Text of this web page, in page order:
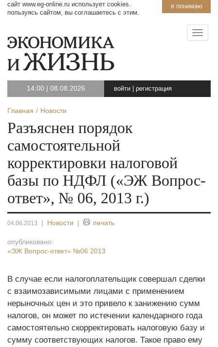
я понимаю
сайт www.eg-online.ru использует cookies.
пользуясь сайтом, вы соглашаетесь с этим.
14:00 | 08.08.2026 войти регистрация
Главная Новости
Разъяснен порядок
самостоятельной
корректировки налоговой
базы по НДФЛ («ЭЖ Вопрос-
ответ», № 06, 2013 г.)
04.06.2013 | Новости | печать
опубликовано:
«ЭЖ Вопрос-ответ» №06 2013
В случае если налогоплательщик совершал сделки
с взаимозависимыми лицами с применением
нерыночных цен и это привело к занижению сумм
налогов, он может по истечении календарного года
самостоятельно скорректировать налоговую базу и
сумму соответствующих налогов. Такое право ему